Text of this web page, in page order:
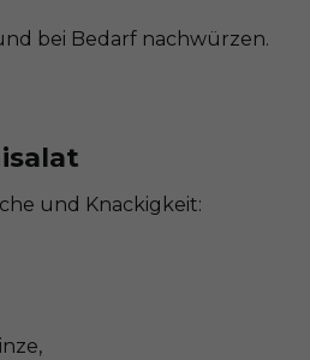
bei Bedarf nachwürzen.
und Knackigkeit: